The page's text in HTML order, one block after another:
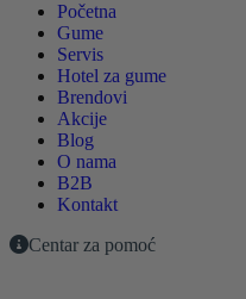
Početna
Gume
Servis
Hotel za gume
Brendovi
Akcije
Blog
O nama
B2B
Kontakt
Centar za pomoć